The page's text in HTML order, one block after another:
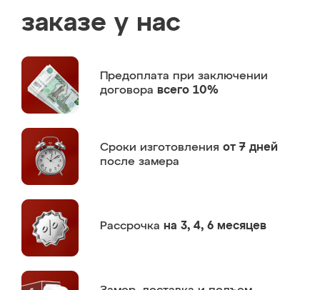
заказе у нас
Предоплата при заключении
договора всего 10%
Сроки изготовления от 7 дней
после замера
Рассрочка на 3, 4, 6 месяцев